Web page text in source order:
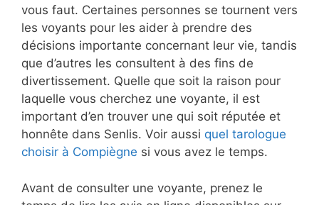
vous faut. Certaines personnes se tournent vers
les voyants pour les aider à prendre des
décisions importante concernant leur vie, tandis
que d’autres les consultent à des fins de
divertissement. Quelle que soit la raison pour
laquelle vous cherchez une voyante, il est
important d’en trouver une qui soit réputée et
honnête dans Senlis. Voir aussi quel tarologue
choisir à Compiègne si vous avez le temps.
Avant de consulter une voyante, prenez le